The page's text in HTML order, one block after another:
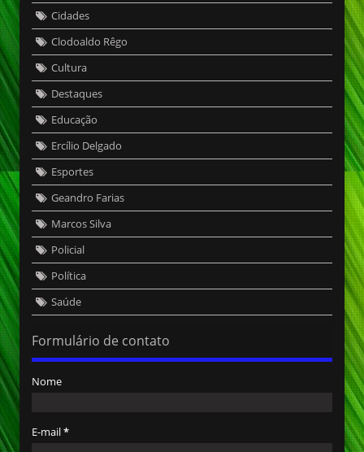
Cidades
Clodoaldo Rêgo
Cultura
Destaques
Educação
Ercílio Delgado
Esportes
Geandro Farias
Marcos Silva
Policial
Política
Saúde
Formulário de contato
Nome
E-mail*